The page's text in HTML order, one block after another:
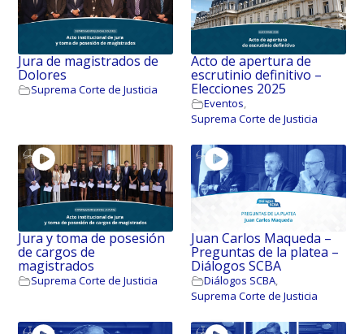
Jura de magistrados de
Dolores
Suprema Corte de Justicia
Acto de apertura de
escrutinio definitivo –
Elecciones 2025
Eventos,
Suprema Corte de Justicia
Jura y toma de posesión
de cargos de
magistrados
Suprema Corte de Justicia
Juan Carlos Maqueda –
Preguntas de la platea –
Diálogos SCBA
Diálogos SCBA,
Suprema Corte de Justicia